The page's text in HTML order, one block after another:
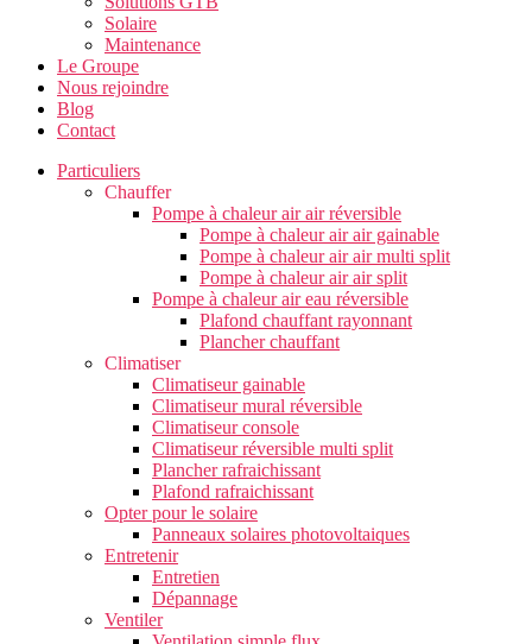
Solaire
Maintenance
Le Groupe
Nous rejoindre
Blog
Contact
Particuliers
Chauffer
Pompe à chaleur air air réversible
Pompe à chaleur air air gainable
Pompe à chaleur air air multi split
Pompe à chaleur air air split
Pompe à chaleur air eau réversible
Plafond chauffant rayonnant
Plancher chauffant
Climatiser
Climatiseur gainable
Climatiseur mural réversible
Climatiseur console
Climatiseur réversible multi split
Plancher rafraichissant
Plafond rafraichissant
Opter pour le solaire
Panneaux solaires photovoltaiques
Entretenir
Entretien
Dépannage
Ventiler